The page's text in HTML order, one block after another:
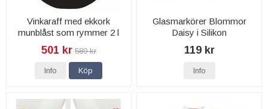
Vinkaraff med ekkork
munblåst som rymmer 2 l
501 kr 589 kr
Info Köp
Glasmarkörer Blommor
Daisy i Silikon
119 kr
Info